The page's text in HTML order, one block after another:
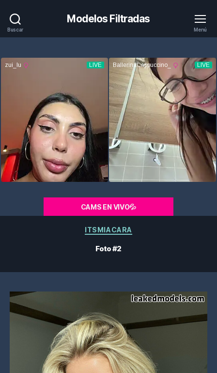
Buscar
Modelos Filtradas
Menú
CAMS EN VIVO💦
Categorías
ITSMIACARA
Foto #2